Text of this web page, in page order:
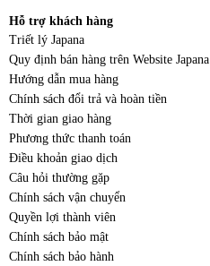
Hỗ trợ khách hàng
Triết lý Japana
Quy định bán hàng trên Website Japana
Hướng dẫn mua hàng
Chính sách đổi trả và hoàn tiền
Thời gian giao hàng
Phương thức thanh toán
Điều khoản giao dịch
Câu hỏi thường gặp
Chính sách vận chuyển
Quyền lợi thành viên
Chính sách bảo mật
Chính sách bảo hành